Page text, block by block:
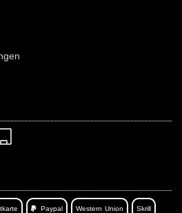
Paypal Western Union Skrill